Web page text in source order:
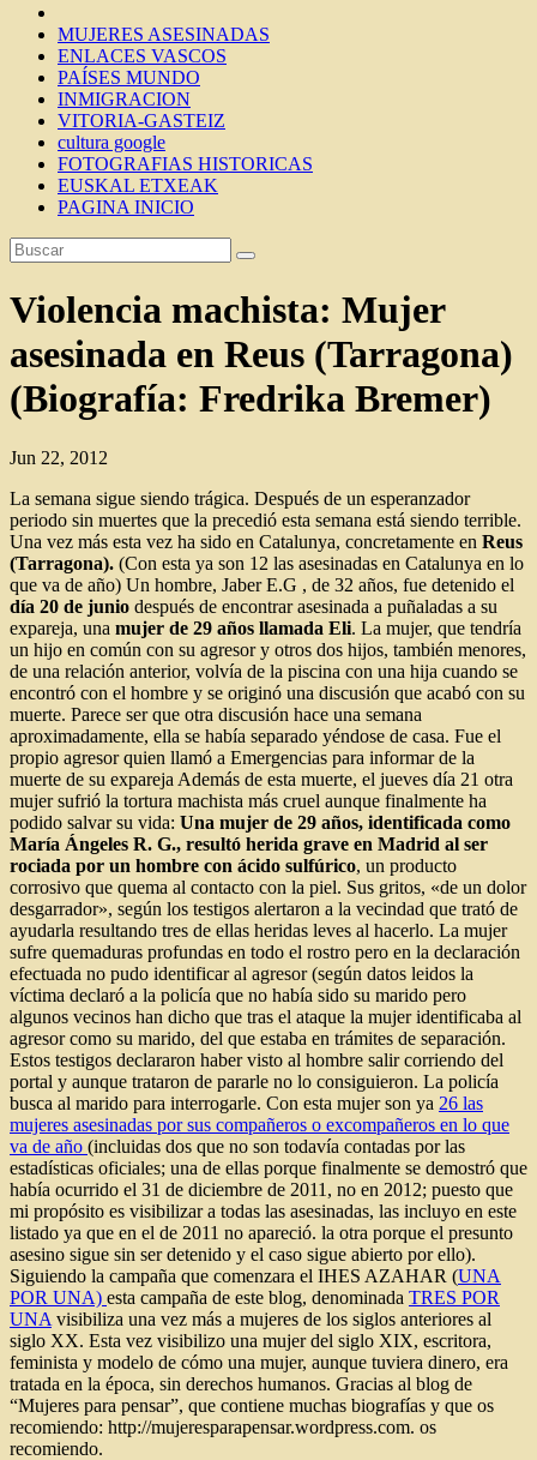
MUJERES ASESINADAS
ENLACES VASCOS
PAÍSES MUNDO
INMIGRACION
VITORIA-GASTEIZ
cultura google
FOTOGRAFIAS HISTORICAS
EUSKAL ETXEAK
PAGINA INICIO
Violencia machista: Mujer
asesinada en Reus (Tarragona)
(Biografía: Fredrika Bremer)
Jun 22, 2012
La semana sigue siendo trágica. Después de un esperanzador
periodo sin muertes que la precedió esta semana está siendo terrible.
Una vez más esta vez ha sido en Catalunya, concretamente en Reus
(Tarragona). (Con esta ya son 12 las asesinadas en Catalunya en lo
que va de año) Un hombre, Jaber E.G , de 32 años, fue detenido el
día 20 de junio después de encontrar asesinada a puñaladas a su
expareja, una mujer de 29 años llamada Eli. La mujer, que tendría
un hijo en común con su agresor y otros dos hijos, también menores,
de una relación anterior, volvía de la piscina con una hija cuando se
encontró con el hombre y se originó una discusión que acabó con su
muerte. Parece ser que otra discusión hace una semana
aproximadamente, ella se había separado yéndose de casa. Fue el
propio agresor quien llamó a Emergencias para informar de la
muerte de su expareja Además de esta muerte, el jueves día 21 otra
mujer sufrió la tortura machista más cruel aunque finalmente ha
podido salvar su vida: Una mujer de 29 años, identificada como
María Ángeles R. G., resultó herida grave en Madrid al ser
rociada por un hombre con ácido sulfúrico, un producto
corrosivo que quema al contacto con la piel. Sus gritos, «de un dolor
desgarrador», según los testigos alertaron a la vecindad que trató de
ayudarla resultando tres de ellas heridas leves al hacerlo. La mujer
sufre quemaduras profundas en todo el rostro pero en la declaración
efectuada no pudo identificar al agresor (según datos leidos la
víctima declaró a la policía que no había sido su marido pero
algunos vecinos han dicho que tras el ataque la mujer identificaba al
agresor como su marido, del que estaba en trámites de separación.
Estos testigos declararon haber visto al hombre salir corriendo del
portal y aunque trataron de pararle no lo consiguieron. La policía
busca al marido para interrogarle. Con esta mujer son ya 26 las
mujeres asesinadas por sus compañeros o excompañeros en lo que
va de año (incluidas dos que no son todavía contadas por las
estadísticas oficiales; una de ellas porque finalmente se demostró que
había ocurrido el 31 de diciembre de 2011, no en 2012; puesto que
mi propósito es visibilizar a todas las asesinadas, las incluyo en este
listado ya que en el de 2011 no apareció. la otra porque el presunto
asesino sigue sin ser detenido y el caso sigue abierto por ello).
Siguiendo la campaña que comenzara el IHES AZAHAR (UNA
POR UNA) esta campaña de este blog, denominada TRES POR
UNA visibiliza una vez más a mujeres de los siglos anteriores al
siglo XX. Esta vez visibilizo una mujer del siglo XIX, escritora,
feminista y modelo de cómo una mujer, aunque tuviera dinero, era
tratada en la época, sin derechos humanos. Gracias al blog de
“Mujeres para pensar”, que contiene muchas biografías y que os
recomiendo: http://mujeresparapensar.wordpress.com. os
recomiendo.